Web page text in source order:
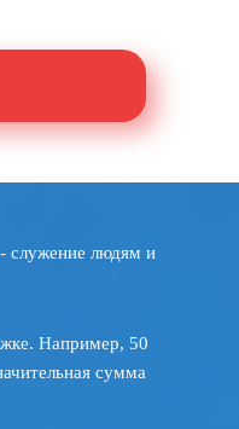
служение людям и
Например, 50
сумма